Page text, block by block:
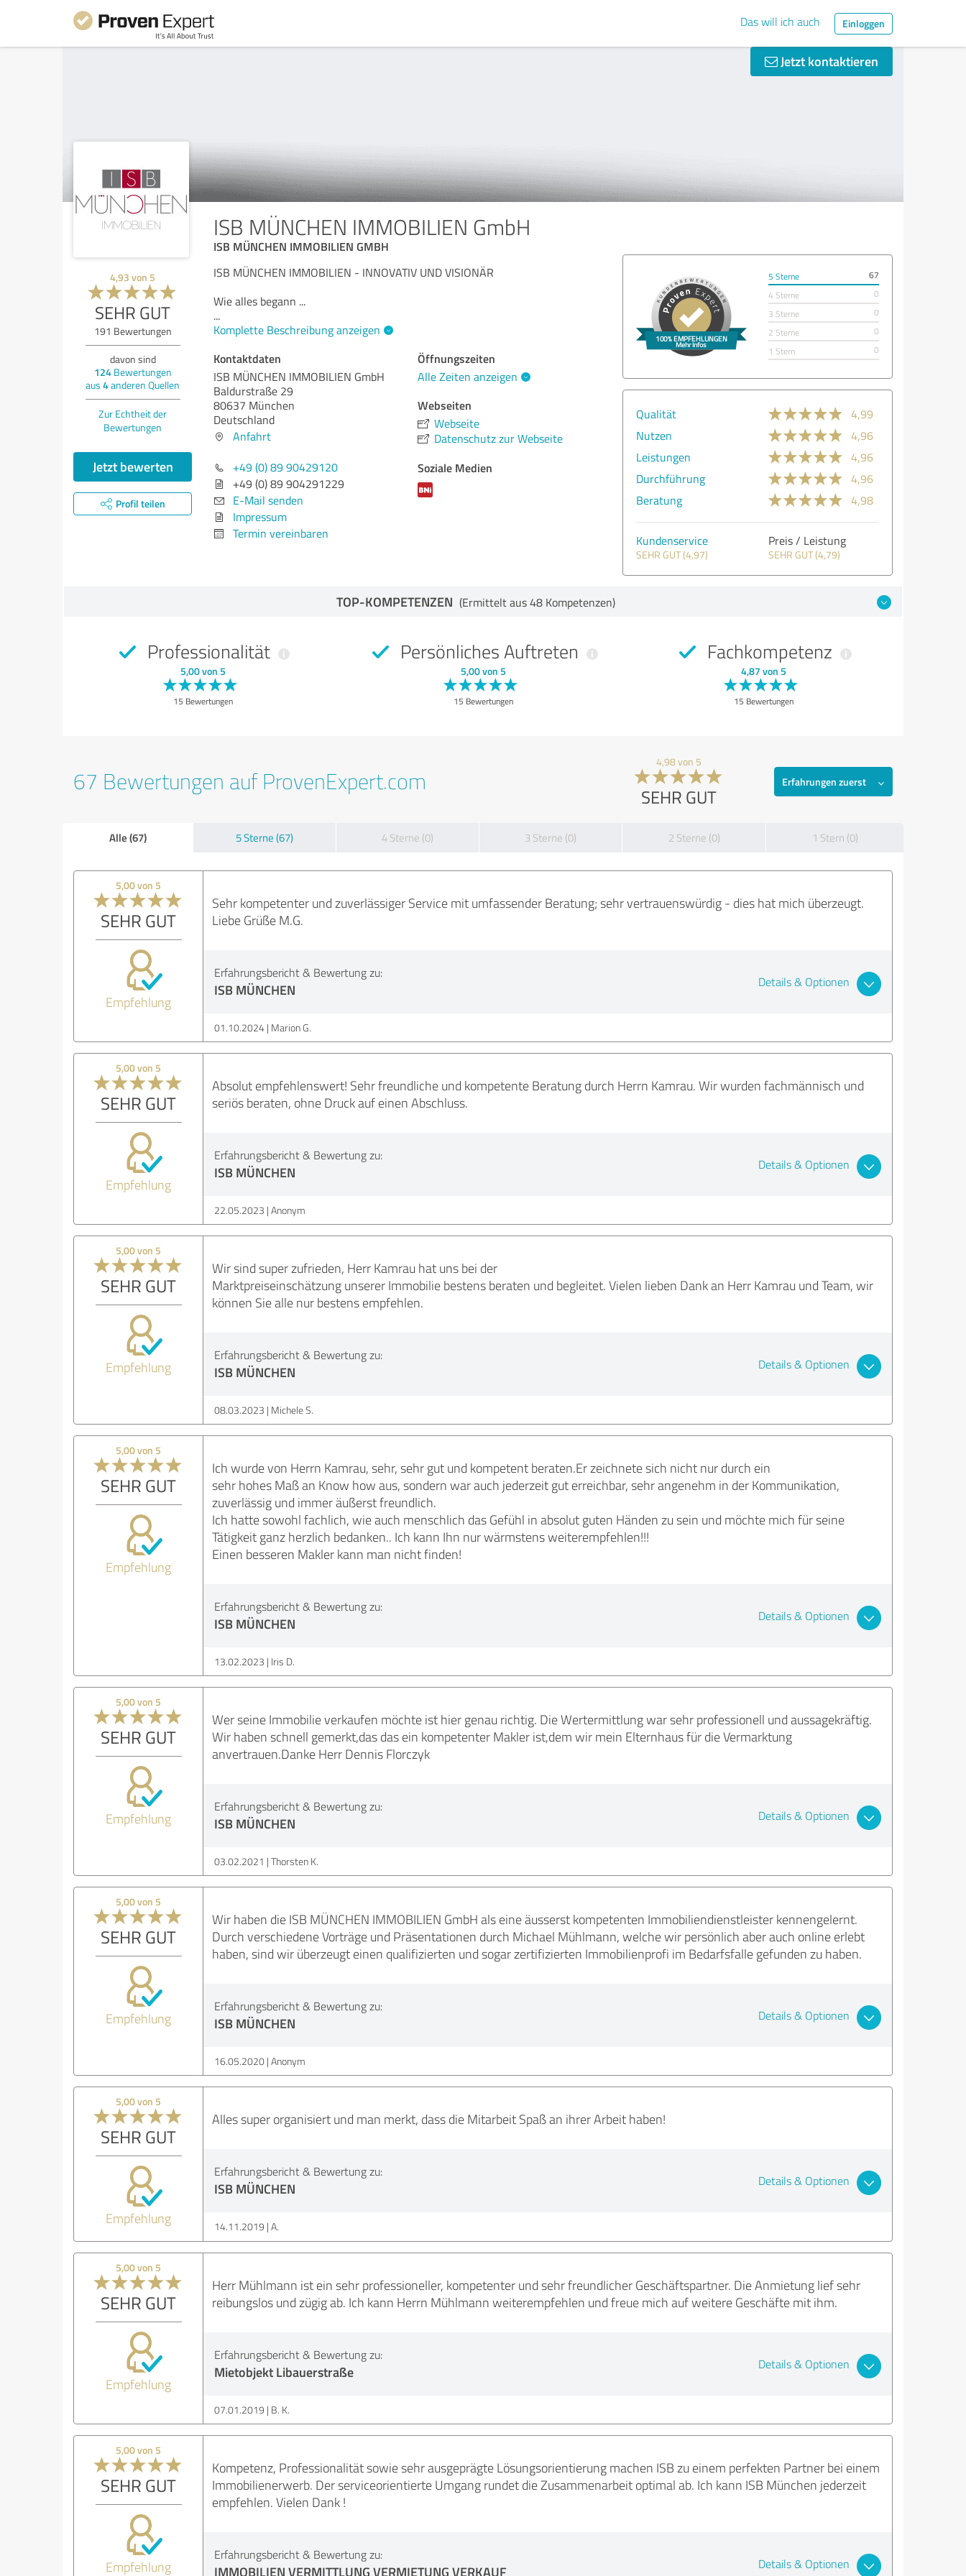
Das will ich auch Einloggen
Jetzt kontaktieren
ISB MÜNCHEN IMMOBILIEN GmbH
ISB MÜNCHEN IMMOBILIEN GMBH
4,93 von 5
SEHR GUT
191 Bewertungen
davon sind
124Bewertungen
aus 4anderen Quellen
Zur Echtheit der
Bewertungen
Jetzt bewerten
Profil teilen
ISB MÜNCHEN IMMOBILIEN - INNOVATIV UND VISIONÄR
Wie alles begann ...
...
Komplette Beschreibung anzeigen
Kontaktdaten
ISB MÜNCHEN IMMOBILIEN GmbH
Baldurstraße 29
80637 München
Deutschland
Anfahrt
+49 (0) 89 90429120
+49 (0) 89 904291229
E-Mail senden
Impressum
Termin vereinbaren
Öffnungszeiten
Alle Zeiten anzeigen
Webseiten
Webseite
Datenschutz zur Webseite
Soziale Medien
5 Sterne
67
4 Sterne
0
3 Sterne
0
2 Sterne
0
1 Stern
0
Qualität
4,99
Nutzen
4,96
Leistungen
4,96
Durchführung
4,96
Beratung
4,98
Kundenservice
SEHR GUT (4,97)
Preis / Leistung
SEHR GUT (4,79)
TOP-KOMPETENZEN (Ermittelt aus 48 Kompetenzen)
Professionalität
5,00 von 5
15 Bewertungen
Persönliches Auftreten
5,00 von 5
15 Bewertungen
Fachkompetenz
4,87 von 5
15 Bewertungen
67 Bewertungen auf ProvenExpert.com
4,98 von 5
SEHR GUT
Erfahrungen zuerst
Alle (67) 5 Sterne (67) 4 Sterne (0) 3 Sterne (0) 2 Sterne (0) 1 Stern (0)
5,00 von 5
SEHR GUT
Empfehlung
Sehr kompetenter und zuverlässiger Service mit umfassender Beratung; sehr vertrauenswürdig - dies hat mich überzeugt.
Liebe Grüße M.G.
Erfahrungsbericht & Bewertung zu:
ISB MÜNCHEN Details & Optionen
01.10.2024 Marion G.
5,00 von 5
SEHR GUT
Empfehlung
Absolut empfehlenswert! Sehr freundliche und kompetente Beratung durch Herrn Kamrau. Wir wurden fachmännisch und
seriös beraten, ohne Druck auf einen Abschluss.
Erfahrungsbericht & Bewertung zu:
ISB MÜNCHEN Details & Optionen
22.05.2023 Anonym
5,00 von 5
SEHR GUT
Empfehlung
Wir sind super zufrieden, Herr Kamrau hat uns bei der
Marktpreiseinschätzung unserer Immobilie bestens beraten und begleitet. Vielen lieben Dank an Herr Kamrau und Team, wir
können Sie alle nur bestens empfehlen.
Erfahrungsbericht & Bewertung zu:
ISB MÜNCHEN Details & Optionen
08.03.2023 Michele S.
5,00 von 5
SEHR GUT
Empfehlung
Ich wurde von Herrn Kamrau, sehr, sehr gut und kompetent beraten.Er zeichnete sich nicht nur durch ein
sehr hohes Maß an Know how aus, sondern war auch jederzeit gut erreichbar, sehr angenehm in der Kommunikation,
zuverlässig und immer äußerst freundlich.
Ich hatte sowohl fachlich, wie auch menschlich das Gefühl in absolut guten Händen zu sein und möchte mich für seine
Tätigkeit ganz herzlich bedanken.. Ich kann Ihn nur wärmstens weiterempfehlen!!!
Einen besseren Makler kann man nicht finden!
Erfahrungsbericht & Bewertung zu:
ISB MÜNCHEN Details & Optionen
13.02.2023 Iris D.
5,00 von 5
SEHR GUT
Empfehlung
Wer seine Immobilie verkaufen möchte ist hier genau richtig. Die Wertermittlung war sehr professionell und aussagekräftig.
Wir haben schnell gemerkt,das das ein kompetenter Makler ist,dem wir mein Elternhaus für die Vermarktung
anvertrauen.Danke Herr Dennis Florczyk
Erfahrungsbericht & Bewertung zu:
ISB MÜNCHEN Details & Optionen
03.02.2021 Thorsten K.
5,00 von 5
SEHR GUT
Empfehlung
Wir haben die ISB MÜNCHEN IMMOBILIEN GmbH als eine äusserst kompetenten Immobiliendienstleister kennengelernt.
Durch verschiedene Vorträge und Präsentationen durch Michael Mühlmann, welche wir persönlich aber auch online erlebt
haben, sind wir überzeugt einen qualifizierten und sogar zertifizierten Immobilienprofi im Bedarfsfalle gefunden zu haben.
Erfahrungsbericht & Bewertung zu:
ISB MÜNCHEN Details & Optionen
16.05.2020 Anonym
5,00 von 5
SEHR GUT
Empfehlung
Alles super organisiert und man merkt, dass die Mitarbeit Spaß an ihrer Arbeit haben!
Erfahrungsbericht & Bewertung zu:
ISB MÜNCHEN Details & Optionen
14.11.2019 A.
5,00 von 5
SEHR GUT
Empfehlung
Herr Mühlmann ist ein sehr professioneller, kompetenter und sehr freundlicher Geschäftspartner. Die Anmietung lief sehr
reibungslos und zügig ab. Ich kann Herrn Mühlmann weiterempfehlen und freue mich auf weitere Geschäfte mit ihm.
Erfahrungsbericht & Bewertung zu:
Mietobjekt Libauerstraße Details & Optionen
07.01.2019 B. K.
5,00 von 5
SEHR GUT
Empfehlung
Kompetenz, Professionalität sowie sehr ausgeprägte Lösungsorientierung machen ISB zu einem perfekten Partner bei einem
Immobilienerwerb. Der serviceorientierte Umgang rundet die Zusammenarbeit optimal ab. Ich kann ISB München jederzeit
empfehlen. Vielen Dank !
Erfahrungsbericht & Bewertung zu:
IMMOBILIEN VERMITTLUNG VERMIETUNG VERKAUF Details & Optionen